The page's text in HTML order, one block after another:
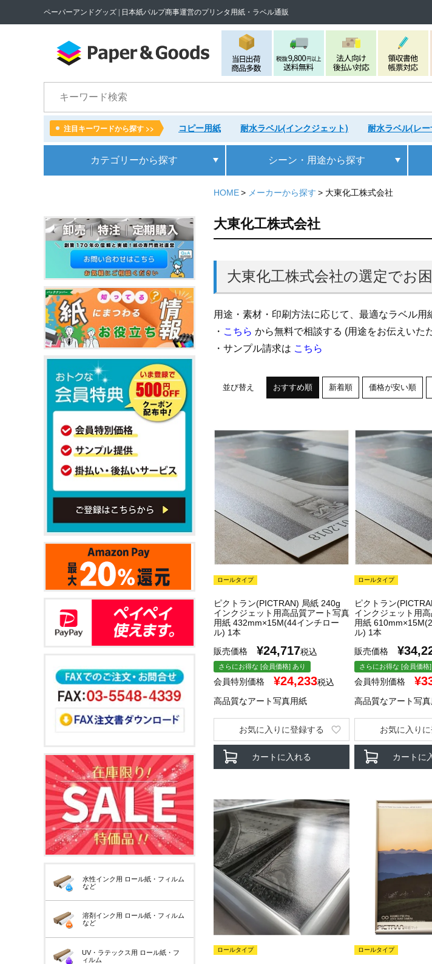
ペーパーアンドグッズ | 日本紙パルプ商事運営のプリンタ用紙・ラベル通販
注目キーワードから探す >> コピー用紙 耐水ラベル(インクジェット) 耐水ラベル(レ
カテゴリーから探す シーン・用途から探す
HOME メーカーから探す 大東化工株式会社
水性インク用 ロール紙・フィルム
など
溶剤インク用 ロール紙・フィルム
など
UV・ラテックス用 ロール紙・フ
ィルム
大東化工株式会社
大東化工株式会社の選定でお
用途・素材・印刷方法に応じて、最適なラベル用
・ こちら から無料で相談する (用途をお伝えいた
・サンプル請求は こちら
並び替え おすすめ順 新着順 価格が安い順
ロールタイプ
ピクトラン(PICTRAN) 局紙 240g
インクジェット用高品質アート写真
用紙 432mm×15M(44インチロー
ル) 1本
販売価格
¥24,717税込
さらにお得な [会員価格] あり
会員特別価格 ¥24,233税込
高品質なアート写真用紙
カートに入れる
お気に入りに登録する
ロールタイプ
ピクトラン
インクジェット用
用紙
ル) 1本
販売価格
¥
さらにお得な [会員価格]
会員特別価格 ¥
高品質なアート写
カートに
お気に入り
ロールタイプ ロールタイプ